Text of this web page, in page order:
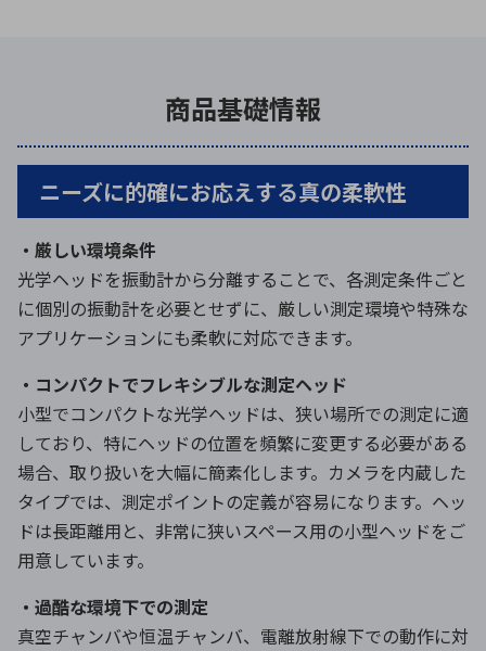
商品基礎情報
ニーズに的確にお応えする真の柔軟性
・厳しい環境条件
光学ヘッドを振動計から分離することで、各測定条件ごと
に個別の振動計を必要とせずに、厳しい測定環境や特殊な
アプリケーションにも柔軟に対応できます。
・コンパクトでフレキシブルな測定ヘッド
小型でコンパクトな光学ヘッドは、狭い場所での測定に適
しており、特にヘッドの位置を頻繁に変更する必要がある
場合、取り扱いを大幅に簡素化します。カメラを内蔵した
タイプでは、測定ポイントの定義が容易になります。ヘッ
ドは長距離用と、非常に狭いスペース用の小型ヘッドをご
用意しています。
・過酷な環境下での測定
真空チャンバや恒温チャンバ、電離放射線下での動作に対